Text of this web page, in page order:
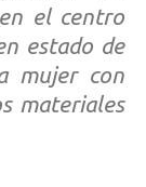
el centro
estado de
mujer con
materiales